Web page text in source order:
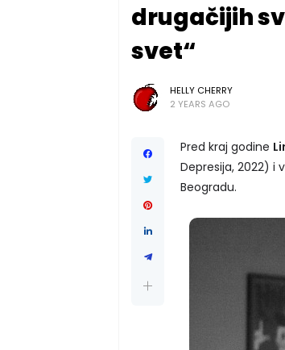
drugačijih
svet“
HELLY CHERRY
2 YEARS AGO
Pred kraj godine
Depresija, 2022) i
Beogradu.